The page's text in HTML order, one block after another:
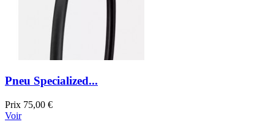
Pneu Specialized...
Prix 75,00 €
Voir